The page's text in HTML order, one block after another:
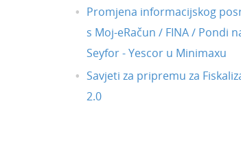
Promjena informacijskog
s Moj-eRačun / FINA / Pondi
Seyfor - Yescor u Minimaxu
Savjeti za pripremu za
2.0